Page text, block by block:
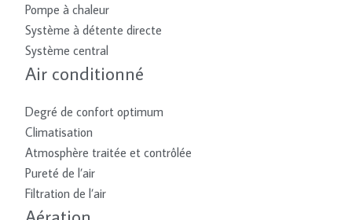
Pompe à chaleur
Système à détente directe
Système central
Air conditionné
Degré de confort optimum
Climatisation
Atmosphère traitée et contrôlée
Pureté de l’air
Filtration de l’air